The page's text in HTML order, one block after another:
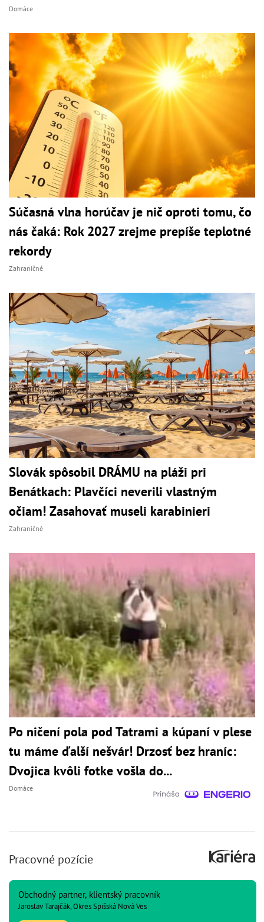
Domáce
Súčasná vlna horúčav je nič oproti tomu, čo
nás čaká: Rok 2027 zrejme prepíše teplotné
rekordy
Zahraničné
Slovák spôsobil DRÁMU na pláži pri
Benátkach: Plavčíci neverili vlastným
očiam! Zasahovať museli karabinieri
Zahraničné
Po ničení pola pod Tatrami a kúpaní v plese
tu máme ďalší nešvár! Drzosť bez hraníc:
Dvojica kvôli fotke vošla do...
Domáce
Pracovné pozície
Obchodný partner, klientský pracovník
Jaroslav Tarajčák, Okres Spišská Nová Ves